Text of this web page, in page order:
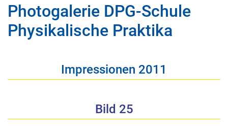
Photogalerie DPG-Schule
Physikalische Praktika
Impressionen 2011
Bild 25